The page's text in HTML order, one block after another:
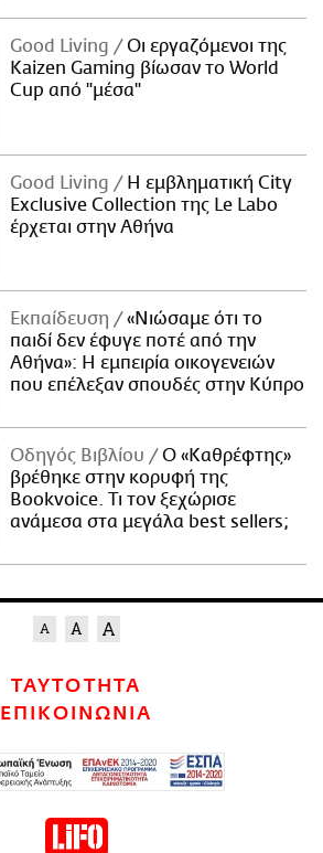
Good Living
Οι εργαζόμενοι της
Kaizen Gaming βίωσαν το World
Cup από "μέσα"
Good Living
Η εμβληματική City
Exclusive Collection της Le Labo
έρχεται στην Αθήνα
Εκπαίδευση
«Νιώσαμε ότι το
παιδί δεν έφυγε ποτέ από την
Αθήνα»: Η εμπειρία οικογενειών
που επέλεξαν σπουδές στην Κύπρο
Οδηγός Βιβλίου
Ο «Καθρέφτης»
βρέθηκε στην κορυφή της
Bookvoice. Τι τον ξεχώρισε
ανάμεσα στα μεγάλα best sellers;
ΤΑΥΤΟΤΗΤΑ
ΕΠΙΚΟΙΝΩΝΙΑ